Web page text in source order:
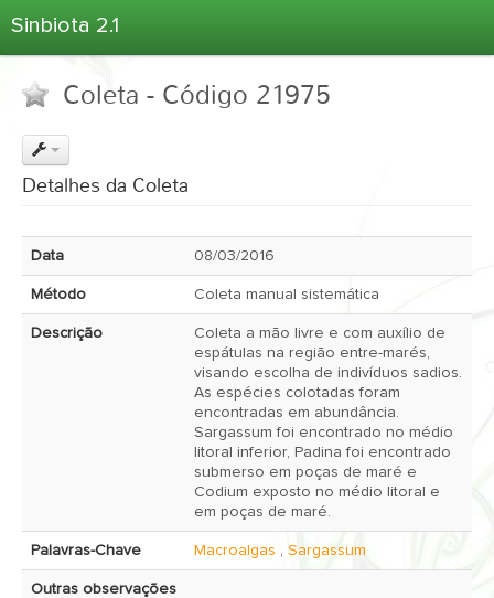
Sinbiota 2.1
Informações Ambientais
Coletas
Atlas 2.1
Estatísticas
Coleta - Código 21975
Detalhes da Coleta
Data 08/03/2016
Método Coleta manual sistemática
Descrição
Coleta a mão livre e com auxílio de
espátulas na região entre-marés,
visando escolha de indivíduos sadios.
As espécies colotadas foram
encontradas em abundância.
Sargassum foi encontrado no médio
litoral inferior, Padina foi encontrado
submerso em poças de maré e
Codium exposto no médio litoral e
em poças de maré.
Palavras-Chave Macroalgas , Sargassum
Outras observações